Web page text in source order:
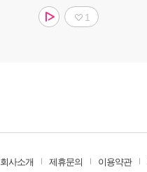
1
회사소개 제휴문의 이용약관